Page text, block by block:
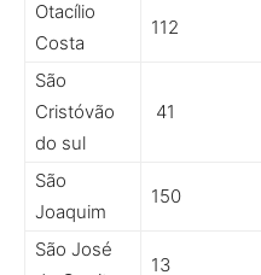
Otacílio
Costa
112
São
Cristóvão
do sul
41
São
Joaquim
150
São José
13